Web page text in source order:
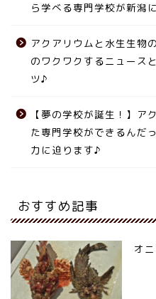
ら学べる専門学校が新潟
アクアリウムと水生生物
のワクワクするニュース
ツ♪
【夢の学校が誕生！】ア
た専門学校ができるんだ
力に迫ります♪
おすすめ記事
オ